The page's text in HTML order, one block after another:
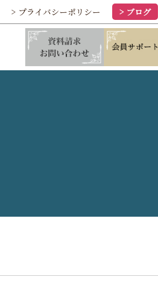
> プライバシーポリシー > ブログ